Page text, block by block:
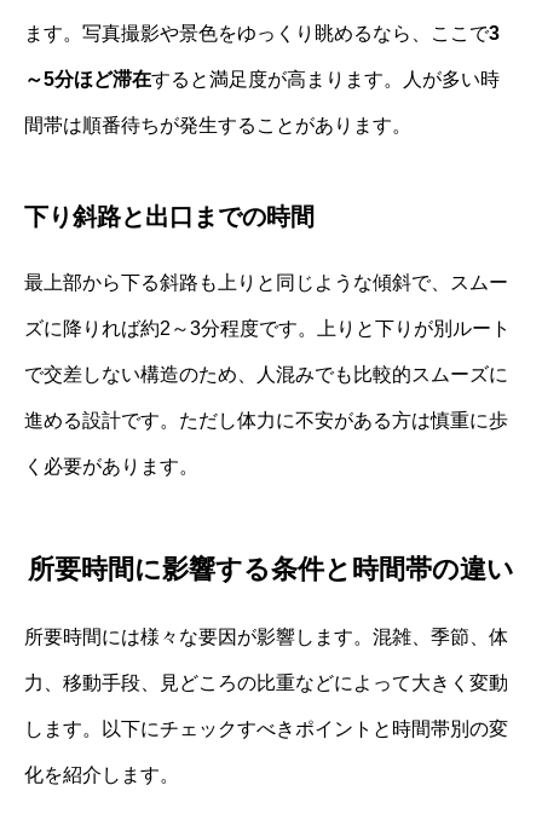
ます。写真撮影や景色をゆっくり眺めるなら、ここで3
～5分ほど滞在すると満足度が高まります。人が多い時
間帯は順番待ちが発生することがあります。
下り斜路と出口までの時間
最上部から下る斜路も上りと同じような傾斜で、スムー
ズに降りれば約2～3分程度です。上りと下りが別ルート
で交差しない構造のため、人混みでも比較的スムーズに
進める設計です。ただし体力に不安がある方は慎重に歩
く必要があります。
所要時間に影響する条件と時間帯の違い
所要時間には様々な要因が影響します。混雑、季節、体
力、移動手段、見どころの比重などによって大きく変動
します。以下にチェックすべきポイントと時間帯別の変
化を紹介します。